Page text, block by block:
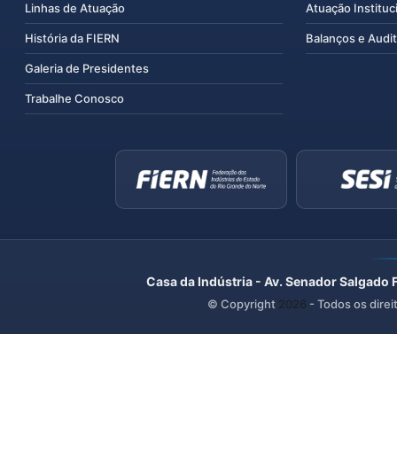
Linhas de Atuação
História da FIERN
Galeria de Presidentes
Trabalhe Conosco
Atuação
Balanços e
Casa da Indústria - Av. Senador
© Copyright 2026 - Todos os